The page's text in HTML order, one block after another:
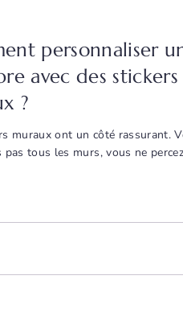
personnaliser
avec des stickers
?
muraux ont un côté rassurant.
pas tous les murs, vous ne